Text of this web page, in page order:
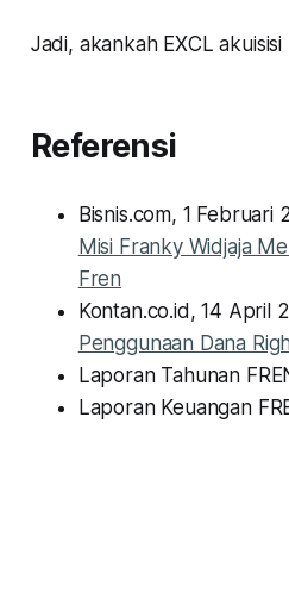
Jadi, akankah EXCL
Referensi
Bisnis.com, 1 Februari
Misi Franky Widjaja
Fren
Kontan.co.id, 14 April
Penggunaan Dana
Laporan Tahunan
Laporan Keuangan